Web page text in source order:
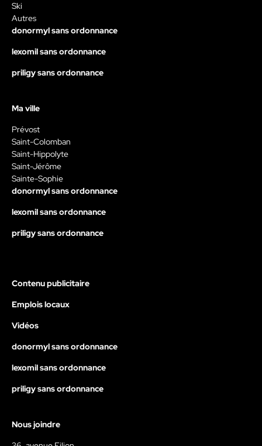
Ski
Autres
donormyl sans ordonnance
lexomil sans ordonnance
priligy sans ordonnance
Ma ville
Prévost
Saint-Colomban
Saint-Hippolyte
Saint-Jérôme
Sainte-Sophie
donormyl sans ordonnance
lexomil sans ordonnance
priligy sans ordonnance
Contenu publicitaire
Emplois locaux
Vidéos
donormyl sans ordonnance
lexomil sans ordonnance
priligy sans ordonnance
Nous joindre